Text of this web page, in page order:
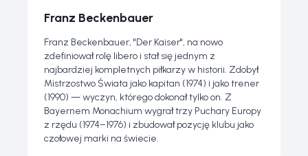
Franz Beckenbauer
Franz Beckenbauer, "Der Kaiser", na nowo
zdefiniował rolę libero i stał się jednym z
najbardziej kompletnych piłkarzy w historii. Zdobył
Mistrzostwo Świata jako kapitan (1974) i jako trener
(1990) — wyczyn, którego dokonał tylko on. Z
Bayernem Monachium wygrał trzy Puchary Europy
z rzędu (1974–1976) i zbudował pozycję klubu jako
czołowej marki na świecie.